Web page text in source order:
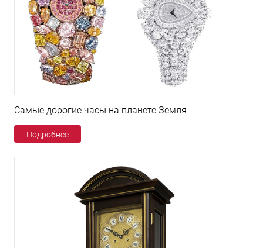
Самые дорогие часы на планете Земля
Подробнее